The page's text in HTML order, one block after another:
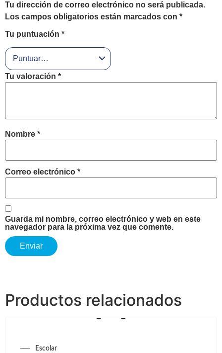
Tu dirección de correo electrónico no será publicada.
Los campos obligatorios están marcados con *
Tu puntuación *
Tu valoración *
Nombre *
Correo electrónico *
Guarda mi nombre, correo electrónico y web en este
navegador para la próxima vez que comente.
Productos relacionados
Escolar